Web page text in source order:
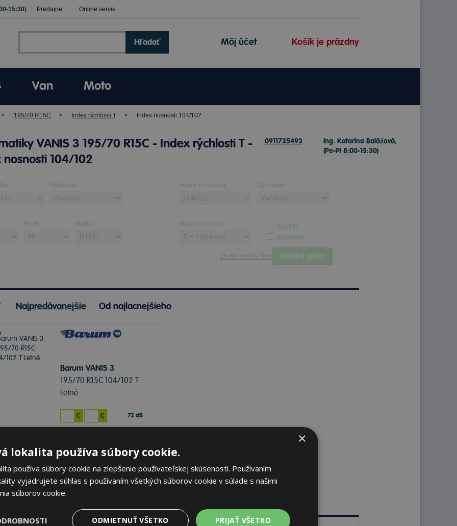
15:30) Predajne Online servis
Košík je prázdny
Môj účet
Hľadať
Van Moto
195/70 R15C Index rýchlosti T Index nosnosti 104/102
VANIS 3 195/70 R15C - Index rýchlosti T -
nosnosti 104/102
0911725493
Ing. Katarína Balážová,
(Po-Pi 8:00-15:30)
Obdobie: Index nosnosti: Výrobca:
Profil: Ráfik: Index rýchlosti: Runflat
Skladom
Zrušiť všetky filtre Hľadaj pneu
Najpredávanejšie Od najlacnejšieho
Barum VANIS 3
195/70 R15C 104/102 T
Letné
C C 72 dB
k odberu na1 pobočke
€ ks Do košíka
×
lokalita používa súbory cookie.
používa súbory cookie na zlepšenie používateľskej skúsenosti. Používaním
vyjadrujete súhlas s používaním všetkých súborov cookie v súlade s našimi
súborov cookie.
PRIJAŤ VŠETKO
ODMIETNUŤ VŠETKO